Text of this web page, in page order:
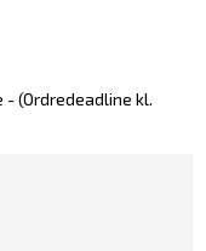
(Ordredeadline kl.